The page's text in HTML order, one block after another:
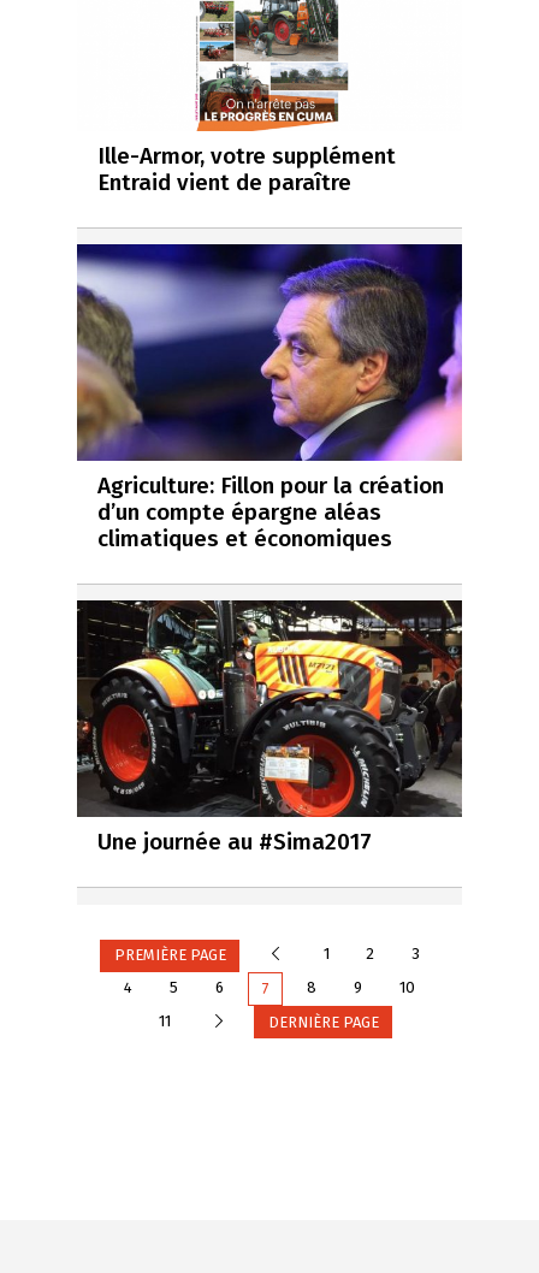
Ille-Armor, votre supplément
Entraid vient de paraître
Agriculture: Fillon pour la création
d’un compte épargne aléas
climatiques et économiques
Une journée au #Sima2017
PREMIÈRE PAGE Précédente
1 2
3
4
5 6 7 8 9
10
11
SuivanteDERNIÈRE PAGE